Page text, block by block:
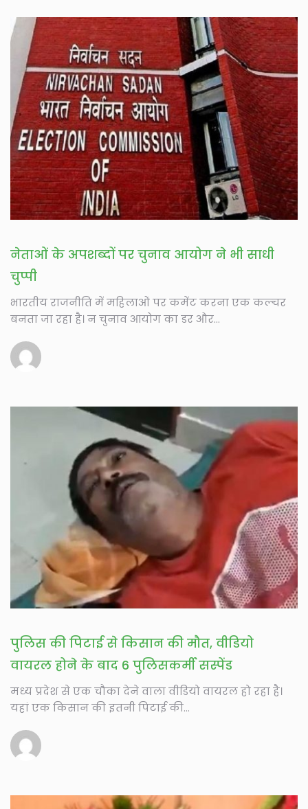
नेताओं के अपशब्दों पर चुनाव आयोग ने भी साधी
चुप्पी
भारतीय राजनीति में महिलाओं पर कमेंट करना एक कल्चर
बनता जा रहा है। न चुनाव आयोग का डर और...
पुलिस की पिटाई से किसान की मौत, वीडियो
वायरल होने के बाद 6 पुलिसकर्मी सस्पेंड
मध्य प्रदेश से एक चौका देने वाला वीडियो वायरल हो रहा है।
यहां एक किसान की इतनी पिटाई की...